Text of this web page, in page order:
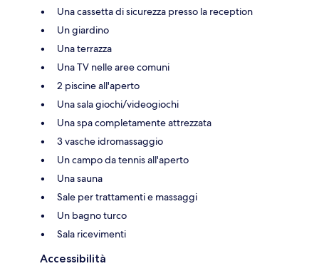
Una cassetta di sicurezza presso la reception
Un giardino
Una terrazza
Una TV nelle aree comuni
2 piscine all'aperto
Una sala giochi/videogiochi
Una spa completamente attrezzata
3 vasche idromassaggio
Un campo da tennis all'aperto
Una sauna
Sale per trattamenti e massaggi
Un bagno turco
Sala ricevimenti
Accessibilità